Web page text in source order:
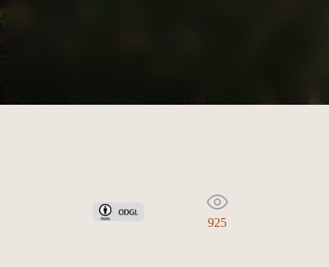
政府資料開放授權條款-第1版(OGDL 1.0)
925